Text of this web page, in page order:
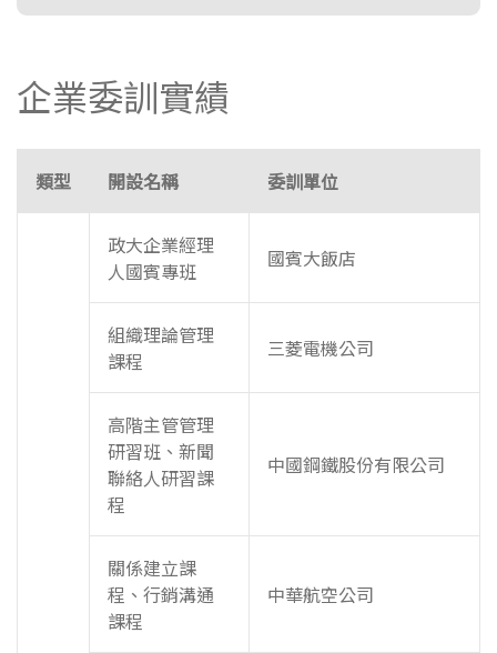
企業委訓實績
類型 開設名稱 委訓單位
政大企業經理
人國賓專班
國賓大飯店
組織理論管理
課程
三菱電機公司
高階主管管理
研習班、新聞
聯絡人研習課
程
中國鋼鐵股份有限公司
關係建立課
程、行銷溝通
課程
中華航空公司